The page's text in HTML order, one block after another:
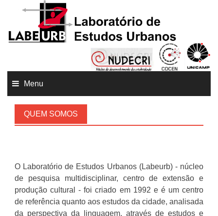
Menu
QUEM SOMOS
O Laboratório de Estudos Urbanos (Labeurb) - núcleo
de pesquisa multidisciplinar, centro de extensão e
produção cultural - foi criado em 1992 e é um centro
de referência quanto aos estudos da cidade, analisada
da perspectiva da linguagem, através de estudos e